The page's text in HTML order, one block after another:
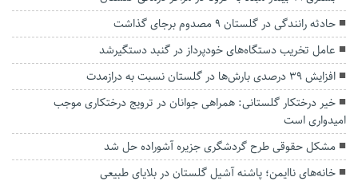
حادثه رانندگی در گلستان ۹ مصدوم برجای گذاشت
عامل تخریب دستگاه‌های خودپرداز در گنبد دستگیرشد
افزایش ۳۹ درصدی بارش‌ها در گلستان نسبت به درازمدت
خیر درختکار گلستانی: همراهی جوانان در ترویج درختکاری موجب
امیدواری است
مشکل حقوقی طرح گردشگری جزیره آشوراده حل شد
خانه‌های ناایمن؛ پاشنه آشیل گلستان در بلایای طبیعی